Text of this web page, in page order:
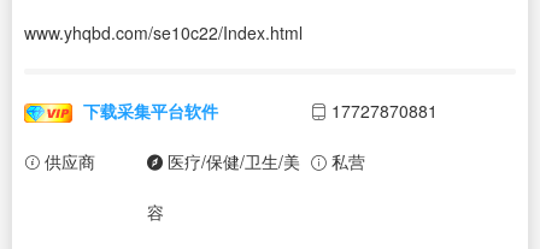
www.yhqbd.com/se10c22/Index.html
下载采集平台软件 17727870881
供应商 医疗/保健/卫生/美
容
私营